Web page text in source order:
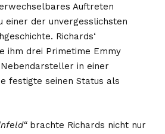
Auftreten
einer der unvergesslichsten
Richards‘
ihm drei Primetime Emmy
in einer
festigte seinen Status als
brachte Richards nicht nur